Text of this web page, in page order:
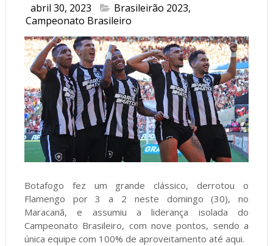
abril 30, 2023 Brasileirão 2023,
Campeonato Brasileiro
Botafogo fez um grande clássico, derrotou o
Flamengo por 3 a 2 neste domingo (30), no
Maracanã, e assumiu a liderança isolada do
Campeonato Brasileiro, com nove pontos, sendo a
única equipe com 100% de aproveitamento até aqui.